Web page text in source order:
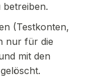
betreiben.
(Testkonten,
nur für die
mit den